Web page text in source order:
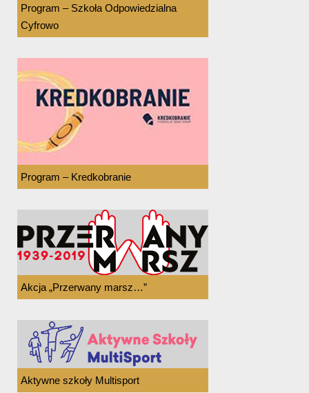
Program – Szkoła Odpowiedzialna
Cyfrowo
Program – Kredkobranie
Akcja „Przerwany marsz…”
Aktywne szkoły Multisport